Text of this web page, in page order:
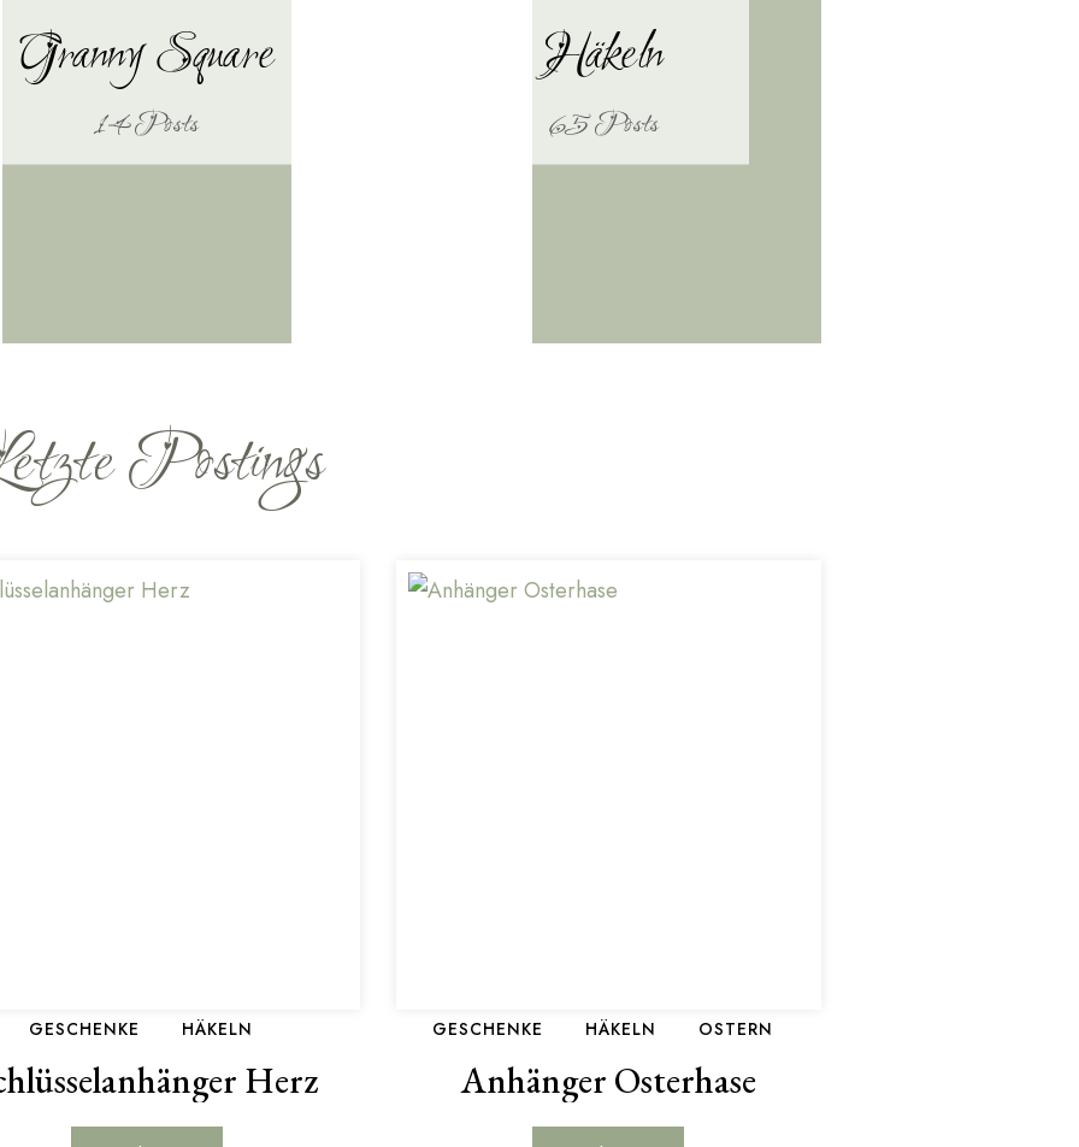
Granny Square
14 Posts
Häkeln
65 Posts
Postings
GESCHENKE HÄKELN
Herz
GESCHENKE HÄKELN OSTERN
Anhänger Osterhase